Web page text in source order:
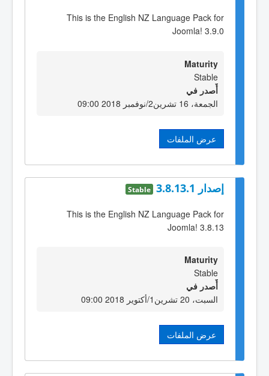
This is the English NZ Language Pack for
Joomla! 3.9.0
Maturity
Stable
أٌصدر في
الجمعة، 16 تشرين2/نوفمبر 2018 09:00
عرض الملفات
إصدار 3.8.13.1 Stable
This is the English NZ Language Pack for
Joomla! 3.8.13
Maturity
Stable
أٌصدر في
السبت، 20 تشرين1/أكتوير 2018 09:00
عرض الملفات